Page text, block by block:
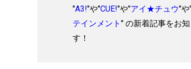
"A3!"や"CUE!"や"アイ★チュウ"や
テインメント " の新着記事をお
す！